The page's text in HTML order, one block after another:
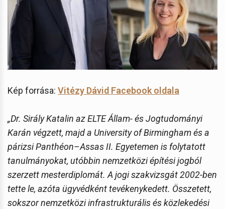
Kép forrása: Vitézy Dávid Facebook oldala
„Dr. Sirály Katalin az ELTE Állam- és Jogtudományi
Karán végzett, majd a University of Birmingham és a
párizsi Panthéon–Assas II. Egyetemen is folytatott
tanulmányokat, utóbbin nemzetközi építési jogból
szerzett mesterdiplomát. A jogi szakvizsgát 2002-ben
tette le, azóta ügyvédként tevékenykedett. Összetett,
sokszor nemzetközi infrastrukturális és közlekedési